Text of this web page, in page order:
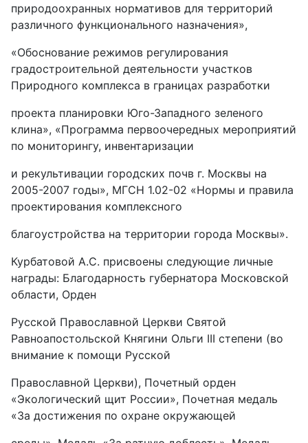
природоохранных нормативов для территорий
различного функционального назначения»,
«Обоснование режимов регулирования
градостроительной деятельности участков
Природного комплекса в границах разработки
проекта планировки Юго-Западного зеленого
клина», «Программа первоочередных мероприятий
по мониторингу, инвентаризации
и рекультивации городских почв г. Москвы на
2005-2007 годы», МГСН 1.02-02 «Нормы и правила
проектирования комплексного
благоустройства на территории города Москвы».
Курбатовой А.С. присвоены следующие личные
награды: Благодарность губернатора Московской
области, Орден
Русской Православной Церкви Святой
Равноапостольской Княгини Ольги III степени (во
внимание к помощи Русской
Православной Церкви), Почетный орден
«Экологический щит России», Почетная медаль
«За достижения по охране окружающей